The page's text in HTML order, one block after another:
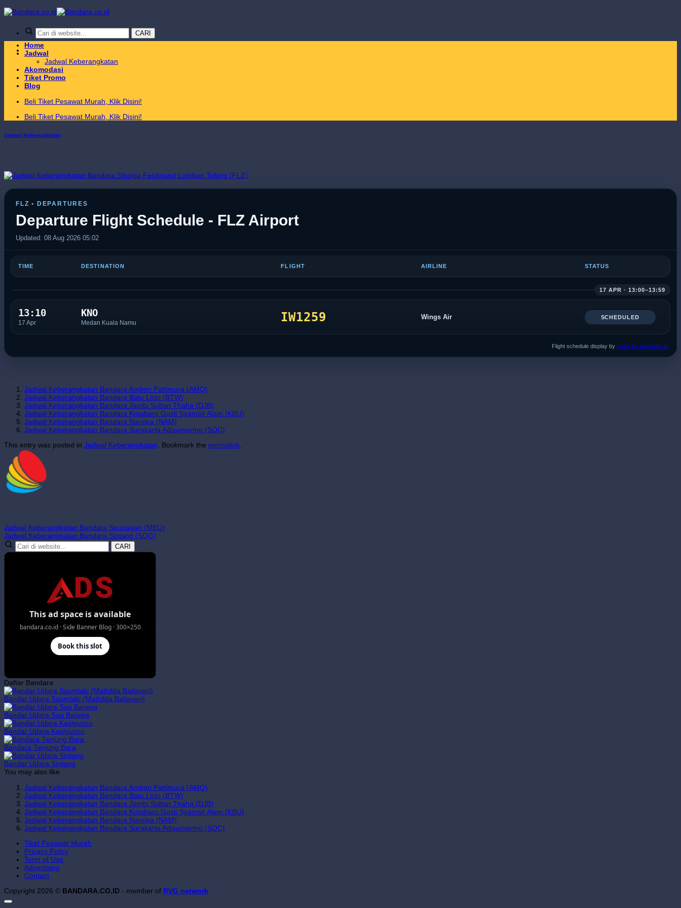
Skip
to
CARI
Home
Jadwal
Jadwal Keberangkatan
Akomodasi
Tiket Promo
Blog
Beli Tiket Pesawat Murah, Klik Disini!
Beli Tiket Pesawat Murah, Klik Disini!
Jadwal Keberangkatan
FLZ • DEPARTURES
Departure Flight Schedule - FLZ Airport
Updated: 08 Aug 2026 05:02
TIME DESTINATION FLIGHT AIRLINE STATUS
17 APR · 13:00–13:59
13:10
17 Apr
KNO
Medan Kuala Namu IW1259 Wings Air SCHEDULED
Flight schedule display by Labs by webside.id
Jadwal Keberangkatan Bandara Ambon Pattimura (AMQ)
Jadwal Keberangkatan Bandara Batu Licin (BTW)
Jadwal Keberangkatan Bandara Jambi Sultan Thaha (DJB)
Jadwal Keberangkatan Bandara Kotabaru Gusti Syamsir Alam (KBU)
Jadwal Keberangkatan Bandara Namlea (NAM)
Jadwal Keberangkatan Bandara Surakarta Adisumarmo (SOC)
This entry was posted in Jadwal Keberangkatan. Bookmark the permalink.
Jadwal Keberangkatan Bandara Seunagan (MEQ)
Jadwal Keberangkatan Bandara Sintang (SQG)
CARI
Daftar Bandara
Bandar Udara Saumlaki (Mathilda Batlayeri)
Bandar Udara Soa Bajawa
Bandar Udara Kasiguncu
Bandara Tanjung Bara
Bandar Udara Sintang
You may also like
Jadwal Keberangkatan Bandara Ambon Pattimura (AMQ)
Jadwal Keberangkatan Bandara Batu Licin (BTW)
Jadwal Keberangkatan Bandara Jambi Sultan Thaha (DJB)
Jadwal Keberangkatan Bandara Kotabaru Gusti Syamsir Alam (KBU)
Jadwal Keberangkatan Bandara Namlea (NAM)
Jadwal Keberangkatan Bandara Surakarta Adisumarmo (SOC)
Tiket Pesawat Murah
Privacy Policy
Term of Use
Advertising
Contact
Copyright 2026 © BANDARA.CO.ID - member of RVG network